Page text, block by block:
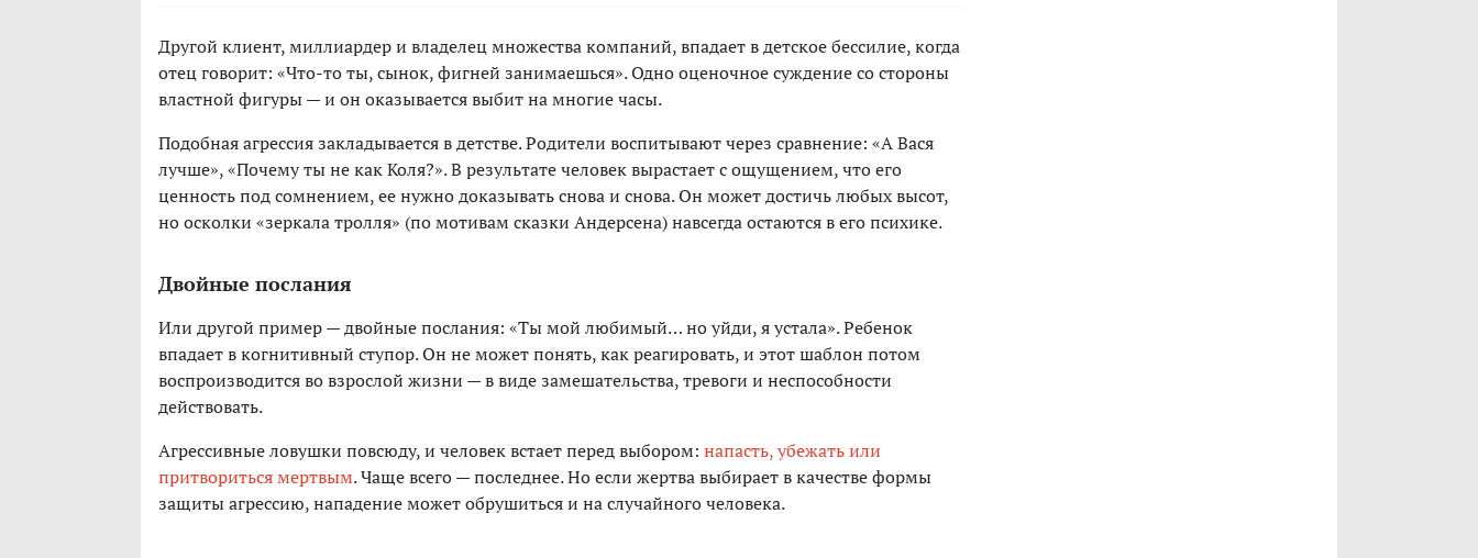
Другой клиент, миллиардер и владелец множества компаний, впадает в детское бессилие, когда
отец говорит: «Что-то ты, сынок, фигней занимаешься». Одно оценочное суждение со стороны
властной фигуры — и он оказывается выбит на многие часы.
Подобная агрессия закладывается в детстве. Родители воспитывают через сравнение: «А Вася
лучше», «Почему ты не как Коля?». В результате человек вырастает с ощущением, что его
ценность под сомнением, ее нужно доказывать снова и снова. Он может достичь любых высот,
но осколки «зеркала тролля» (по мотивам сказки Андерсена) навсегда остаются в его психике.
Двойные послания
Или другой пример — двойные послания: «Ты мой любимый… но уйди, я устала». Ребенок
впадает в когнитивный ступор. Он не может понять, как реагировать, и этот шаблон потом
воспроизводится во взрослой жизни — в виде замешательства, тревоги и неспособности
действовать.
Агрессивные ловушки повсюду, и человек встает перед выбором: напасть, убежать или
притвориться мертвым. Чаще всего — последнее. Но если жертва выбирает в качестве формы
защиты агрессию, нападение может обрушиться и на случайного человека.